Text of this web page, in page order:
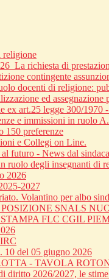
religione
richiesta di
contingente
docenti di religione:
ed
ex art.25 legge 300/
e immissioni in ruolo
150 preferenze
e Collegi on Line.
futuro - News dal
ruolo degli insegnanti di
2026
2027
Volantino per albo
SNALS
FLC CGIL
del 05 giugno 2026
- TAVOLA
2026/2027, le